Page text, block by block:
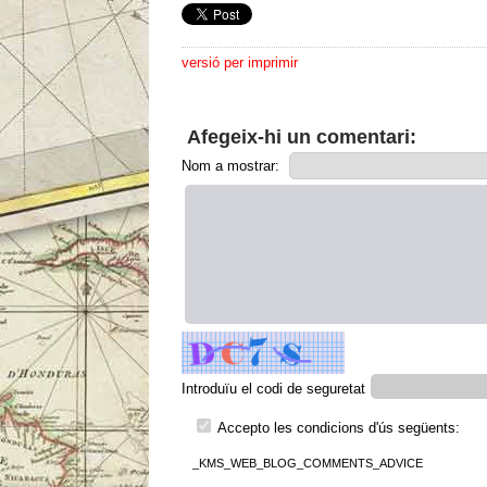
versió per imprimir
Afegeix-hi un comentari:
Nom a mostrar:
Introduïu el codi de seguretat
Accepto les condicions d'ús següents:
_KMS_WEB_BLOG_COMMENTS_ADVICE